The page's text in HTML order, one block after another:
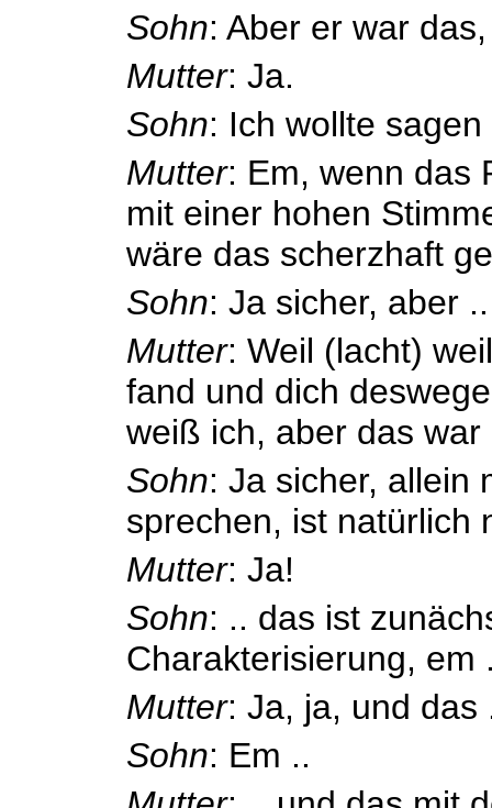
Sohn: Aber er war
Mutter: Ja.
Sohn: Ich wollte sagen
Mutter: Em, wenn das
mit einer hohen
wäre das scherzhaft
Sohn: Ja sicher, aber ..
Mutter: Weil (lacht)
fand und dich
weiß ich, aber das
Sohn: Ja sicher, allein
sprechen, ist natürlich
Mutter: Ja!
Sohn: .. das ist
Charakterisierung, em
Mutter: Ja, ja, und das
Sohn: Em ..